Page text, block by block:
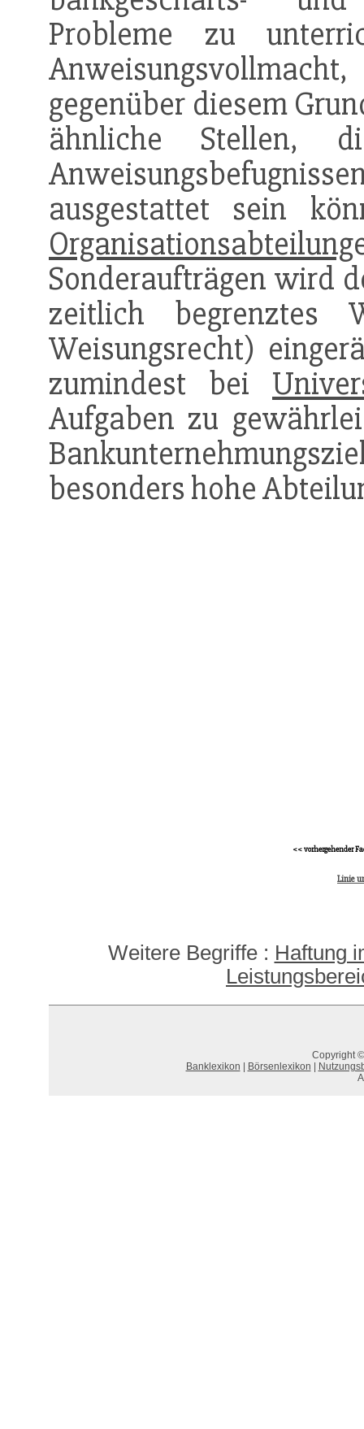
Probleme zu
gegenüber diesem
ähnliche Stellen,
ausgestattet sein
Organisationsabteilung
Sonderaufträgen wird
zeitlich begrenztes
Weisungsrecht)
zumindest bei
Aufgaben zu
besonders hohe
<< vorhergehender
Linie
Weitere Begriffe : Haftung
Copyright
Banklexikon
Börsenlexikon